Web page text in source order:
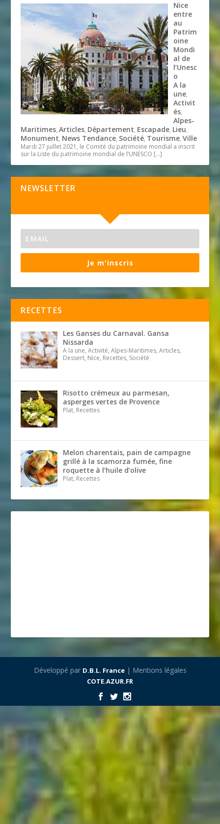
Nice
entre
au
Patrim
oine
Mondi
al de
l’Unesc
o
A la
une,
Activit
és,
Alpes-
Maritimes,Articles, Département, Escapade, Lieu,
Monument, News Tendance, Société, Tourisme,Ville
Mardi 27 juillet 2021, le Comité du patrimoine mondial a inscrit
sur la Liste du patrimoine mondial de l’UNESCO […]
NEWSLETTER
Je m'inscris
RECETTES
Les Ganses du Carnaval. Gansa
Nissarda
A la une, Activité, Alpes-Maritimes, Articles,
Dessert, Nice, Recettes, Société
Risotto crémeux au parmesan,
asperges vertes de Provence
Plat, Recettes
Melon charentais, pain de campagne
grillé à la scamorza fumée, fine
roquette à l’huile d’olive
Plat, Recettes
Développé par D.B.L. France| Mentions légales
COTE.AZUR.FR